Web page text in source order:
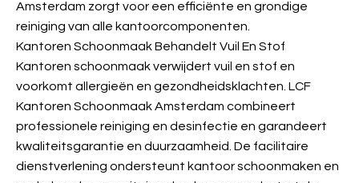
Amsterdam zorgt voor een efficiënte en grondige
reiniging van alle kantoorcomponenten.
Kantoren Schoonmaak Behandelt Vuil En Stof
Kantoren schoonmaak verwijdert vuil en stof en
voorkomt allergieën en gezondheidsklachten. LCF
Kantoren Schoonmaak Amsterdam combineert
professionele reiniging en desinfectie en garandeert
kwaliteitsgarantie en duurzaamheid. De facilitaire
dienstverlening ondersteunt kantoor schoonmaken en